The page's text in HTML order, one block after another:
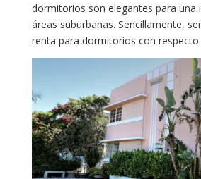
dormitorios son elegantes para una
áreas suburbanas. Sencillamente,
renta para dormitorios con respecto